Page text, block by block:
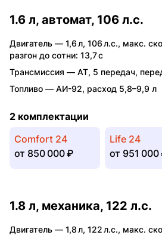
1.6 л, автомат, 106 л.с.
Двигатель — 1,6 л, 106 л.с., макс.
разгон до сотни: 13,7 с
Трансмиссия — AT, 5 передач,
Топливо — АИ-92, расход 5,8–9,9 л
2 комплектации
Comfort 24
от 850 000 ₽
Life 24
от 951 000
1.8 л, механика, 122 л.с.
Двигатель — 1,8 л, 122 л.с., макс.